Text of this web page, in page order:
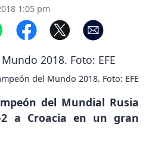
1:05 pm
del Mundo 2018. Foto: EFE
del Mundial Rusia
a Croacia en un gran